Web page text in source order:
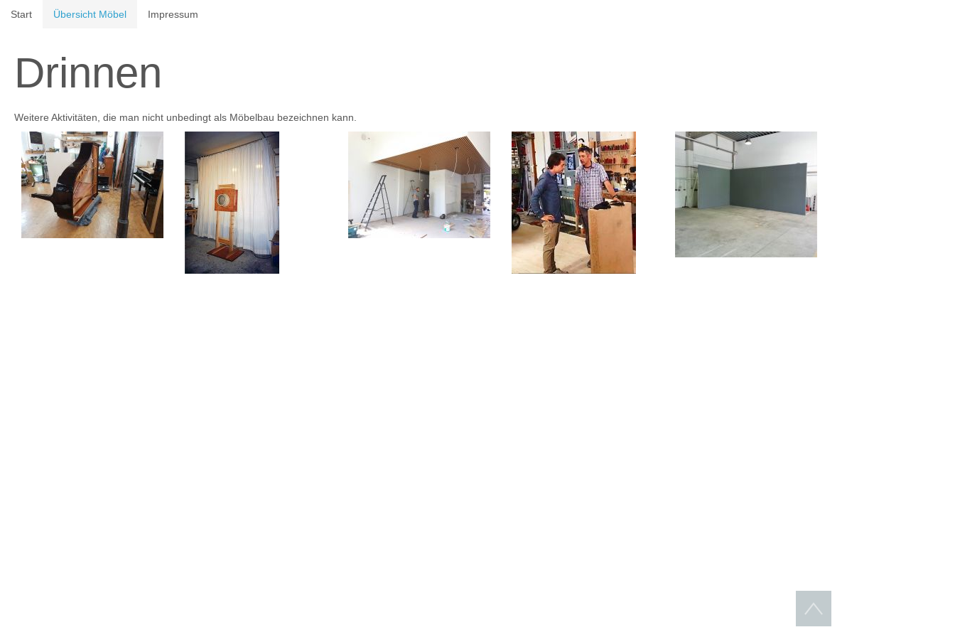
Start Übersicht Möbel Impressum
Drinnen
Weitere Aktivitäten, die man nicht unbedingt als Möbelbau bezeichnen kann.